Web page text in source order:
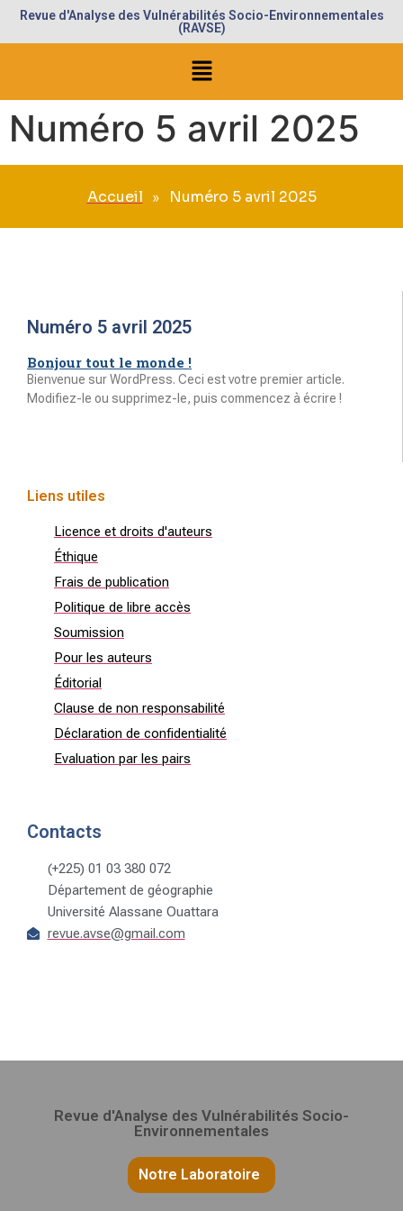
Revue d'Analyse des Vulnérabilités Socio-Environnementales
(RAVSE)
Numéro 5 avril 2025
Accueil » Numéro 5 avril 2025
Numéro 5 avril 2025
Bonjour tout le monde !
Bienvenue sur WordPress. Ceci est votre premier article.
Modifiez-le ou supprimez-le, puis commencez à écrire !
Liens utiles
Licence et droits d'auteurs
Éthique
Frais de publication
Politique de libre accès
Soumission
Pour les auteurs
Éditorial
Clause de non responsabilité
Déclaration de confidentialité
Evaluation par les pairs
Contacts
(+225) 01 03 380 072
Département de géographie
Université Alassane Ouattara
revue.avse@gmail.com
Revue d'Analyse des Vulnérabilités Socio-
Environnementales
Notre Laboratoire